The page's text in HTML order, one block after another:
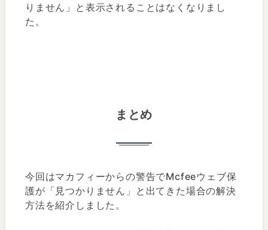
りません」と表示されることはなくなりまし
た。
まとめ
今回はマカフィーからの警告でMcfeeウェブ保
護が「見つかりません」と出てきた場合の解決
方法を紹介しました。